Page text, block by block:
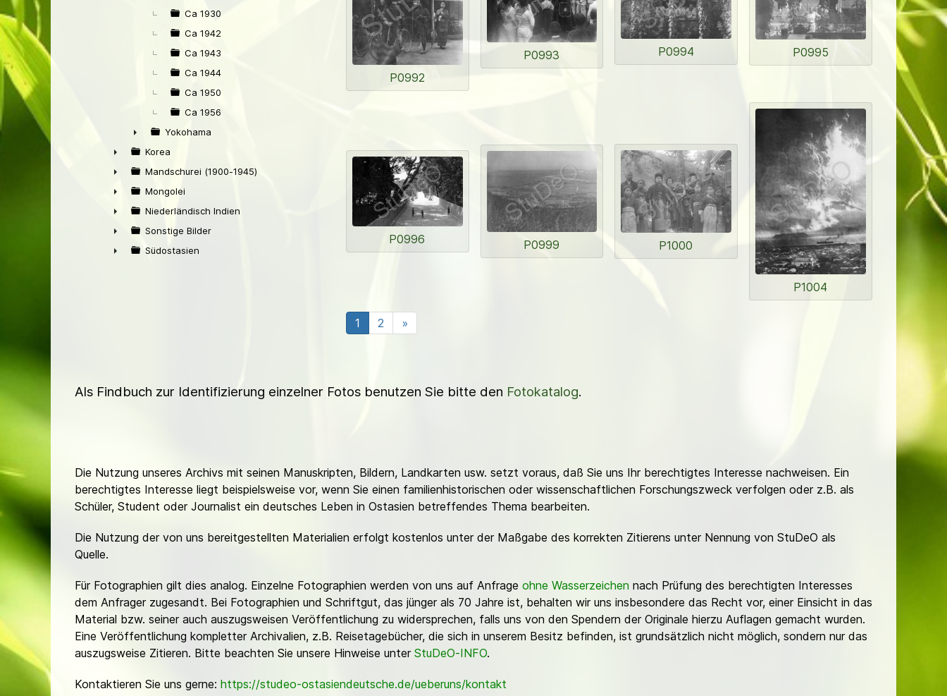
Ca 1930
Ca 1942
Ca 1943
Ca 1944
Ca 1950
Ca 1956
►
Yokohama
►
Korea
►
Mandschurei (1900-1945)
►
Mongolei
►
Niederländisch Indien
►
Sonstige Bilder
Südostasien
P0992
P0993 P0994 P0995
P0996 P0999 P1000
P1004
1 2 »
Als Findbuch zur Identifizierung einzelner Fotos benutzen Sie bitte den Fotokatalog.
Die Nutzung unseres Archivs mit seinen Manuskripten, Bildern, Landkarten usw. setzt voraus, daß Sie uns Ihr berechtigtes Interesse nachweisen. Ein
berechtigtes Interesse liegt beispielsweise vor, wenn Sie einen familienhistorischen oder wissenschaftlichen Forschungszweck verfolgen oder z.B. als
Schüler, Student oder Journalist ein deutsches Leben in Ostasien betreffendes Thema bearbeiten.
Die Nutzung der von uns bereitgestellten Materialien erfolgt kostenlos unter der Maßgabe des korrekten Zitierens unter Nennung von StuDeO als
Quelle.
Für Fotographien gilt dies analog. Einzelne Fotographien werden von uns auf Anfrage ohne Wasserzeichen nach Prüfung des berechtigten Interesses
dem Anfrager zugesandt. Bei Fotographien und Schriftgut, das jünger als 70 Jahre ist, behalten wir uns insbesondere das Recht vor, einer Einsicht in das
Material bzw. seiner auch auszugsweisen Veröffentlichung zu widersprechen, falls uns von den Spendern der Originale hierzu Auflagen gemacht wurden.
Eine Veröffentlichung kompletter Archivalien, z.B. Reisetagebücher, die sich in unserem Besitz befinden, ist grundsätzlich nicht möglich, sondern nur das
auszugsweise Zitieren. Bitte beachten Sie unsere Hinweise unter StuDeO-INFO.
Kontaktieren Sie uns gerne: https://studeo-ostasiendeutsche.de/ueberuns/kontakt